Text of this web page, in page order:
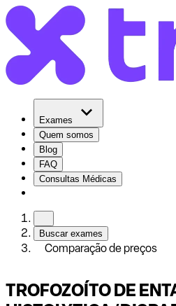
Exames
Quem somos
Blog
FAQ
Consultas Médicas
Buscar exames
Comparação de preços
TROFOZOÍTO DE